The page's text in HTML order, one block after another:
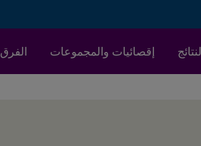
إقصائيات والمجموعات الفرق